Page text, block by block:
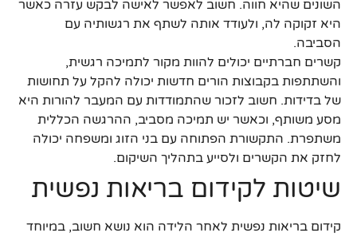
השונים שהיא חווה. חשוב לאפשר לאישה לבקש עזרה כאשר
היא זקוקה לה, ולעודד אותה לשתף את רגשותיה עם
הסביבה.
קשרים חברתיים יכולים להוות מקור לתמיכה רגשית,
והשתתפות בקבוצות הורים חדשות יכולה להקל על תחושות
של בדידות. חשוב לזכור שהתמודדות עם המעבר להורות היא
מסע משותף, וכאשר יש תמיכה מסביב, ההרגשה הכללית
משתפרת. התקשורת הפתוחה עם בני הזוג ומשפחה יכולה
לחזק את הקשרים ולסייע בתהליך השיקום.
שיטות לקידום בריאות נפשית
קידום בריאות נפשית לאחר הלידה הוא נושא חשוב, במיוחד